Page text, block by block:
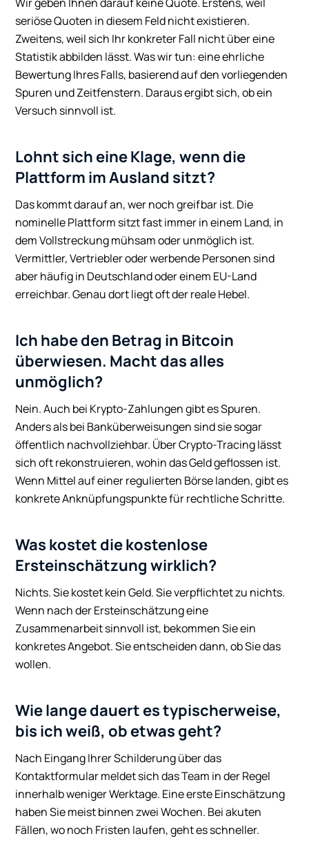
seriöse Quoten in diesem Feld nicht existieren.
Zweitens, weil sich Ihr konkreter Fall nicht über eine
Statistik abbilden lässt. Was wir tun: eine ehrliche
Bewertung Ihres Falls, basierend auf den vorliegenden
Spuren und Zeitfenstern. Daraus ergibt sich, ob ein
Versuch sinnvoll ist.
Lohnt sich eine Klage, wenn die
Plattform im Ausland sitzt?
Das kommt darauf an, wer noch greifbar ist. Die
nominelle Plattform sitzt fast immer in einem Land, in
dem Vollstreckung mühsam oder unmöglich ist.
Vermittler, Vertriebler oder werbende Personen sind
aber häufig in Deutschland oder einem EU-Land
erreichbar. Genau dort liegt oft der reale Hebel.
Ich habe den Betrag in Bitcoin
überwiesen. Macht das alles
unmöglich?
Nein. Auch bei Krypto-Zahlungen gibt es Spuren.
Anders als bei Banküberweisungen sind sie sogar
öffentlich nachvollziehbar. Über Crypto-Tracing lässt
sich oft rekonstruieren, wohin das Geld geflossen ist.
Wenn Mittel auf einer regulierten Börse landen, gibt es
konkrete Anknüpfungspunkte für rechtliche Schritte.
Was kostet die kostenlose
Ersteinschätzung wirklich?
Nichts. Sie kostet kein Geld. Sie verpflichtet zu nichts.
Wenn nach der Ersteinschätzung eine
Zusammenarbeit sinnvoll ist, bekommen Sie ein
konkretes Angebot. Sie entscheiden dann, ob Sie das
wollen.
Wie lange dauert es typischerweise,
bis ich weiß, ob etwas geht?
Nach Eingang Ihrer Schilderung über das
Kontaktformular meldet sich das Team in der Regel
innerhalb weniger Werktage. Eine erste Einschätzung
haben Sie meist binnen zwei Wochen. Bei akuten
Fällen, wo noch Fristen laufen, geht es schneller.